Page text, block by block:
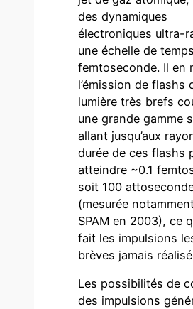
des dynamiques
électroniques ultra-
une échelle de
femtoseconde. Il en
l’émission de flashs
lumière très brefs
une grande gamme
allant jusqu’aux
durée de ces flashs
atteindre ~0.1
soit 100
(mesurée
SPAM en 2003), ce
fait les impulsions
brèves jamais
Les possibilités de
des impulsions